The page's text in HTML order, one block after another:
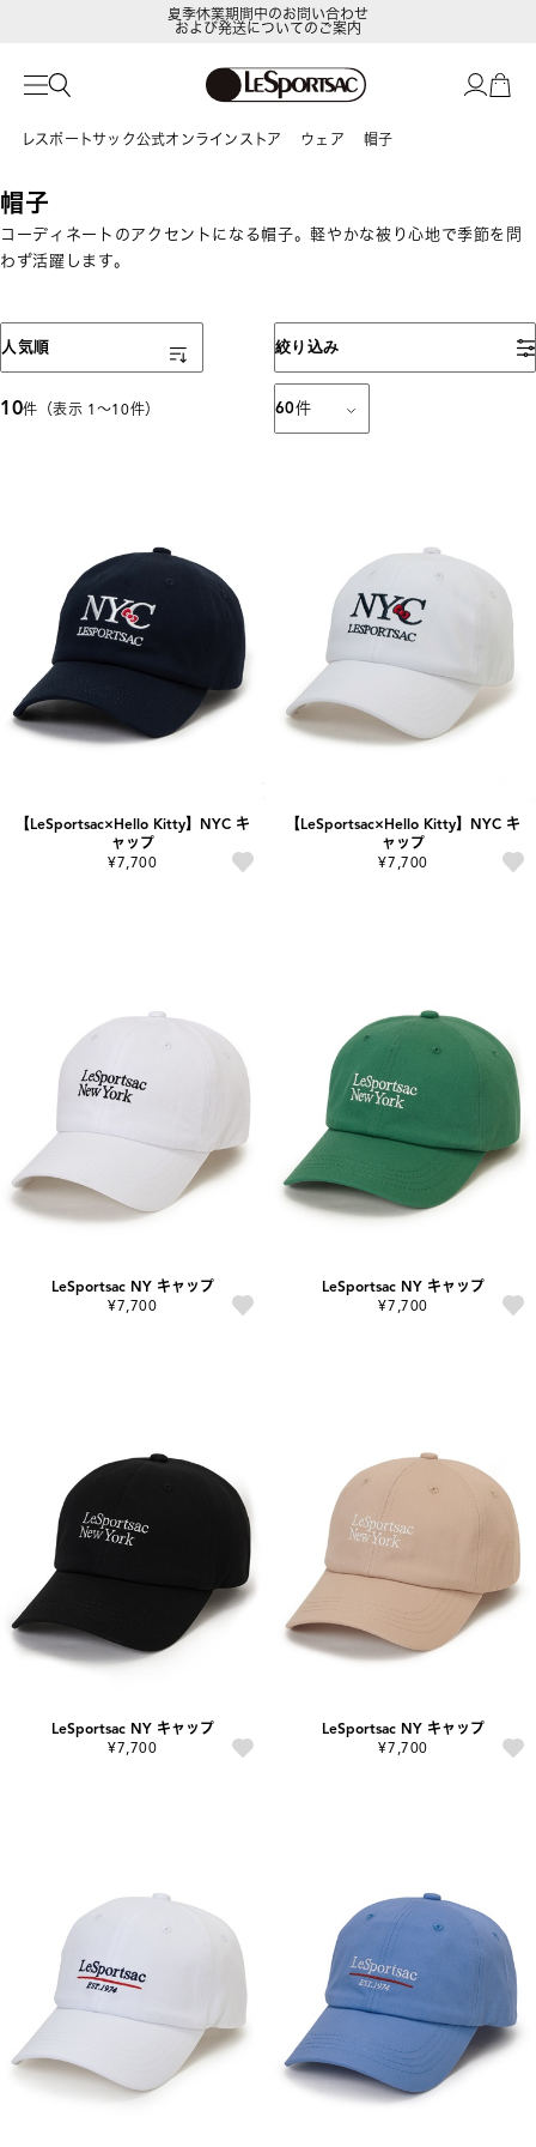
夏季休業期間中のお問い合わせ
および発送についてのご案内
レスポートサック公式オンラインストア ウェア 帽子
帽子
コーディネートのアクセントになる帽子。軽やかな被り心地で季節を問
わず活躍します。
絞り込み
10件（表示 1〜10件） 60件
表示順
人気順
【LeSportsac×Hello Kitty】NYC キ
ャップ
¥7,700
【LeSportsac×Hello Kitty】NYC キ
ャップ
¥7,700
LeSportsac NY キャップ
¥7,700
LeSportsac NY キャップ
¥7,700
LeSportsac NY キャップ
¥7,700
LeSportsac NY キャップ
¥7,700